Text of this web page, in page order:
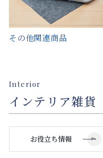
その他関連商品
Interior
インテリア雑貨
お役立ち情報